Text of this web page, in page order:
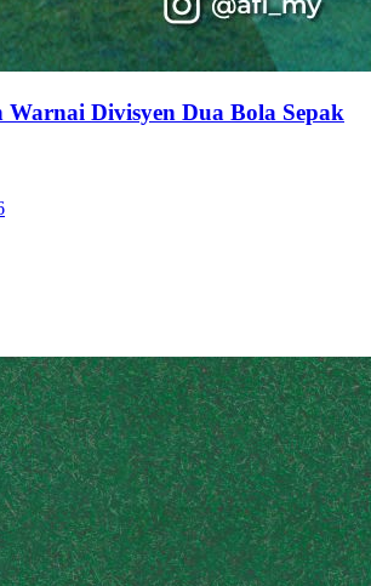
Warnai Divisyen Dua Bola Sepak